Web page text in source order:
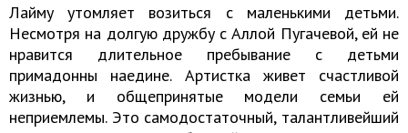
Лайму утомляет возиться с маленькими детьми.
Несмотря на долгую дружбу с Аллой Пугачевой, ей не
нравится длительное пребывание с детьми
примадонны наедине. Артистка живет счастливой
жизнью, и общепринятые модели семьи ей
неприемлемы. Это самодостаточный, талантливейший